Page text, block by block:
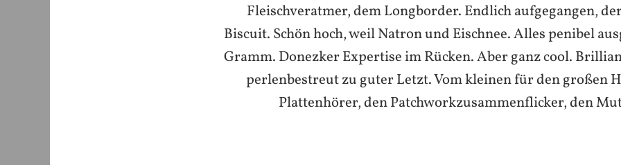
Fleischveratmer, dem Longborder. Endlich aufgegangen,
Biscuit. Schön hoch, weil Natron und Eischnee. Alles penibel
Gramm. Donezker Expertise im Rücken. Aber ganz cool.
perlenbestreut zu guter Letzt. Vom kleinen für den großen
Plattenhörer, den Patchworkzusammenflicker, den